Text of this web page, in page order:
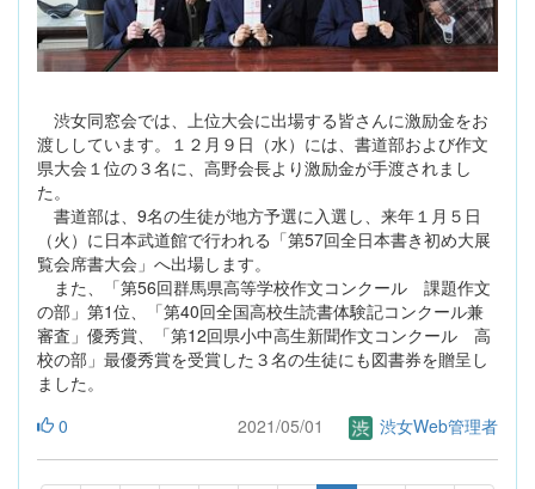
渋女同窓会では、上位大会に出場する皆さんに激励金をお
渡ししています。１２月９日（水）には、書道部および作文
県大会１位の３名に、高野会長より激励金が手渡されまし
た。
書道部は、9名の生徒が地方予選に入選し、来年１月５日
（火）に日本武道館で行われる「第57回全日本書き初め大展
覧会席書大会」へ出場します。
また、「第56回群馬県高等学校作文コンクール 課題作文
の部」第1位、「第40回全国高校生読書体験記コンクール兼
審査」優秀賞、「第12回県小中高生新聞作文コンクール 高
校の部」最優秀賞を受賞した３名の生徒にも図書券を贈呈し
ました。
0
2021/05/01 渋女Web管理者